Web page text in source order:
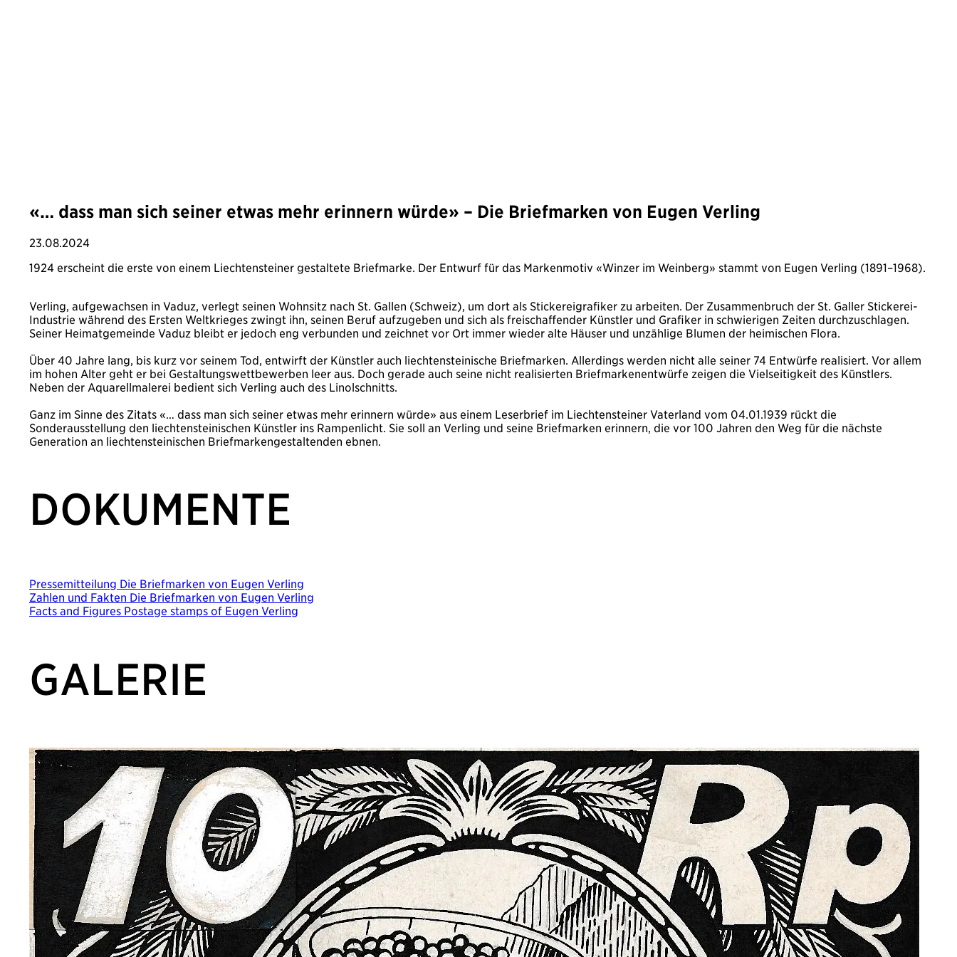
«… dass man sich seiner etwas mehr erinnern würde» – Die Briefmarken von Eugen Verling
23.08.2024
1924 erscheint die erste von einem Liechtensteiner gestaltete Briefmarke. Der Entwurf für das Markenmotiv «Winzer im Weinberg» stammt von Eugen Verling (1891–1968).
Verling, aufgewachsen in Vaduz, verlegt seinen Wohnsitz nach St. Gallen (Schweiz), um dort als Stickereigrafiker zu arbeiten. Der Zusammenbruch der St. Galler Stickerei-
Industrie während des Ersten Weltkrieges zwingt ihn, seinen Beruf aufzugeben und sich als freischaffender Künstler und Grafiker in schwierigen Zeiten durchzuschlagen.
Seiner Heimatgemeinde Vaduz bleibt er jedoch eng verbunden und zeichnet vor Ort immer wieder alte Häuser und unzählige Blumen der heimischen Flora.
Über 40 Jahre lang, bis kurz vor seinem Tod, entwirft der Künstler auch liechtensteinische Briefmarken. Allerdings werden nicht alle seiner 74 Entwürfe realisiert. Vor allem
im hohen Alter geht er bei Gestaltungswettbewerben leer aus. Doch gerade auch seine nicht realisierten Briefmarkenentwürfe zeigen die Vielseitigkeit des Künstlers.
Neben der Aquarellmalerei bedient sich Verling auch des Linolschnitts.
Ganz im Sinne des Zitats «… dass man sich seiner etwas mehr erinnern würde» aus einem Leserbrief im Liechtensteiner Vaterland vom 04.01.1939 rückt die
Sonderausstellung den liechtensteinischen Künstler ins Rampenlicht. Sie soll an Verling und seine Briefmarken erinnern, die vor 100 Jahren den Weg für die nächste
Generation an liechtensteinischen Briefmarkengestaltenden ebnen.
DOKUMENTE
Pressemitteilung Die Briefmarken von Eugen Verling
Zahlen und Fakten Die Briefmarken von Eugen Verling
Facts and Figures Postage stamps of Eugen Verling
GALERIE